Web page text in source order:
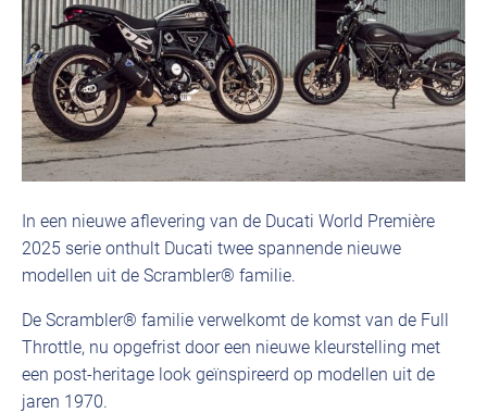
In een nieuwe aflevering van de Ducati World Première
2025 serie onthult Ducati twee spannende nieuwe
modellen uit de Scrambler® familie.
De Scrambler® familie verwelkomt de komst van de Full
Throttle, nu opgefrist door een nieuwe kleurstelling met
een post-heritage look geïnspireerd op modellen uit de
jaren 1970.